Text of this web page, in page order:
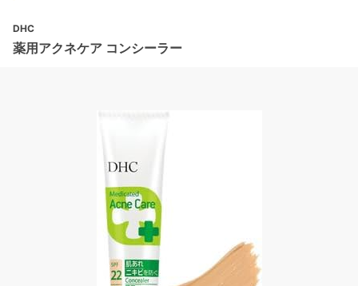
DHC
薬用アクネケア コンシーラー